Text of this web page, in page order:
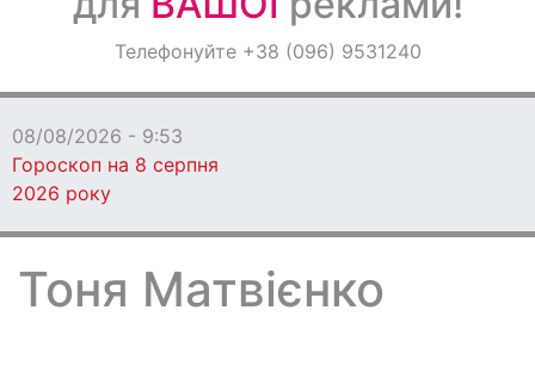
ОголошенняТелефонуйте +38 (096) 9531240
08/08/2026 - 9:53
Гороскоп на 8 серпня
2026 року
Тоня Матвієнко